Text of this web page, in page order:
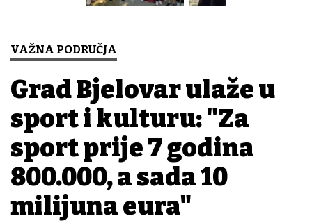
VAŽNA PODRUČJA
Grad Bjelovar ulaže u
sport i kulturu: "Za
sport prije 7 godina
800.000, a sada 10
milijuna eura"